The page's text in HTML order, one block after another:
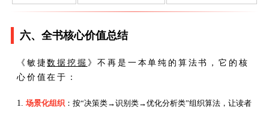
六、全书核心价值总结
《敏捷数据挖掘 》不再是一本单纯的算法书，它的核
心价值在于：
场景化组织 ：按“决策类→识别类→优化分析类”组织算法，让读者